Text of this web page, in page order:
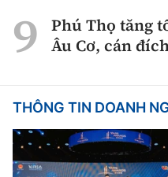
Phú Thọ tăng
Âu Cơ, cán
THÔNG TIN DOANH